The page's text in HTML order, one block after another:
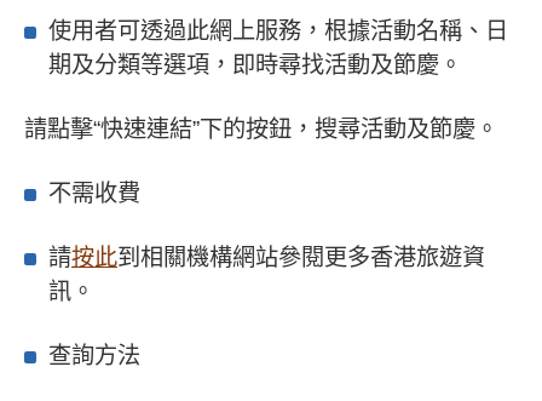
使用者可透過此網上服務，根據活動名稱、日
期及分類等選項，即時尋找活動及節慶。
請點擊“快速連結”下的按鈕，搜尋活動及節慶。
不需收費
請按此到相關機構網站參閱更多香港旅遊資
訊。
查詢方法